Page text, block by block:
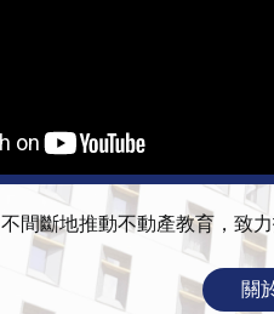
不間斷地推動不動產教育，致
關